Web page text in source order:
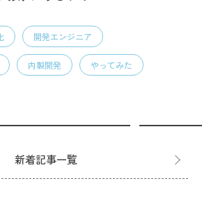
開発エンジニア
内製開発 やってみた
新着記事一覧